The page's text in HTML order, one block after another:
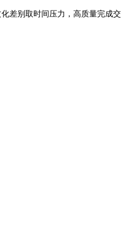
差别取时间压力，高质量完成交